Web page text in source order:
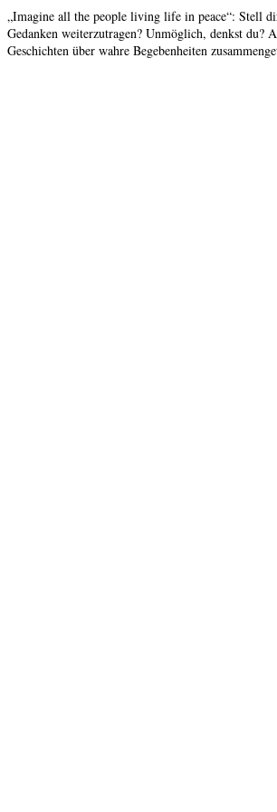
„Imagine all the people living life in peace“: Stell
Gedanken weiterzutragen? Unmöglich, denkst du?
Geschichten über wahre Begebenheiten